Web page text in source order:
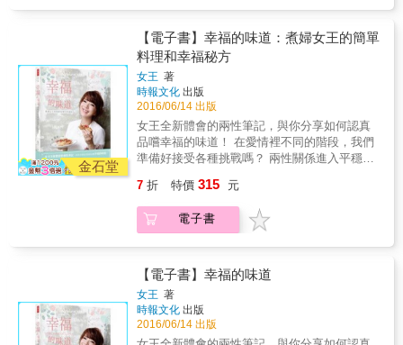
鐵。她沒拒絕，我因此全身舒暢，有偷情的感
覺，事後她卻說以後不要再到摩鐵，太浪費
了。岳母離開後，我們的性生活並未改善，甚
至降為每月一次。我才三十來歲，是活生生的
男人啊！男女相愛，兩情繾綣，渴望身體接
觸。開始有性關係時，因期待、興奮、衝動、
新奇與刺激，通常都是激盪、歡愉與盡興，就
算有小小不滿意、小問題，也不會說出口或不
好意思說。等到感情穩定，交往時日增加，性
愛已成默契，光做不談，有淪為例行公事的潛
段時間，尤其蜜月期間，性生活進入另一波高
潮，直到小孩陸續出生。「性」是婚姻中的慢
性衝突，在婚姻生活各周期中以不同的問題出
現。前述兩案例皆為性生活不和諧，一方很想
要，另一方卻沒興趣。表面上婚姻繼續運作，
衝突卻已不知不覺地潛入關係中。性愛也需要
天時地利人和性問題的成因通常包括：1.生物
性；2.心理性；3.社會心理性。這兩對夫妻都很
姻關係裡的不幸福，我們會特別想在自己的婚
與練習，從這一刻開始： 因為在父母婚姻關係
裡受傷的大人，他們拒絕回想過去，因為那將
會碰觸到自己的「無能感」。他們認為，一旦
接觸自己「幼小又無能的狀態」，一定會再度
被拋棄一次，或再受傷、心痛一次。 但若希望
在婚姻裡，不再爭執不休，將原來彼此的愛意
一點一滴侵蝕，那麼，覺察自己與父母婚姻的
關係，釐清哪些特質與習慣是父母給你，你想
給予，成為你的遺憾，再搭配上療癒與練習，
上百場的黃之盈諮商心理師，細膩剖析35種婚
姻伴侶，從「掌控型」、「受害者型」到「無
法不成功型」等，她以專業及同理一一給予建
議。我們無法選擇自己的父母，更無法改變父
母的婚姻關係，但我們每個人都有能力，讓自
己不重蹈覆轍，擁抱幸福。 本書特色 ◎書市極
少有此類型的書，但有許多人卻深為此所苦。
◎當我們結婚時，如果只問：「你願意包容
斷？ 是個性不合？還是價值觀的差異？ 原來，
我們都內化父母的相處模式，複製了父母的婚
姻。 ‧我不喜歡母親對父親暴怒，但當我與先生
爭吵時，我卻和母親一樣暴怒。 ‧她挑選一位與
懦弱父親截然不同的男人結婚，卻還是無法幸
無微不至，先生卻外遇。 ‧她想擺脫母親的歇斯
底里，但當她處罰孩子時，內心浮現罪惡感交
織的「你看，你真糟糕，你和你媽一個樣。」
我們都是帶著各自家庭的影子，來到自己的婚
己的婚姻裡獲得； 父母婚姻關係裡的冷漠、爭
吵，我們會防堵出現在自己的婚姻裡； 父母婚
姻關係裡的不幸福，我們會特別想在自己的婚
與練習，從這一刻開始： 因為在父母婚姻關係
裡受傷的大人，他們拒絕回想過去，因為那將
會碰觸到自己的「無能感」。他們認為，一旦
接觸自己「幼小又無能的狀態」，一定會再度
金石堂
【電子書】幸福的味道：煮婦女王的簡單
料理和幸福秘方
女王 著
時報文化 出版
2016/06/14 出版
女王全新體會的兩性筆記，與你分享如何認真
品嚐幸福的味道！ 在愛情裡不同的階段，我們
準備好接受各種挑戰嗎？ 兩性關係進入平穩階
一段關係裡，維持和諧的頻率，仍能怡然地做
自己？ 藉著這本書，女王訴說她的觀點，陪你
一起體會幸福的各種滋味。 & 婚後的女王，改
「家」的味道，婚前從不進廚房的她，婚後開
始自己下廚，跟媽媽學、跟婆婆學、跟老師
學，愈做愈有心得，並意外的發現原來料理這
麼迷人。 & 每一道菜從無到有，女王發現所有
事情的過程，原來都如同感情一般，需要備
7 折 特價 315 元
電子書
【電子書】幸福的味道
女王 著
時報文化 出版
2016/06/14 出版